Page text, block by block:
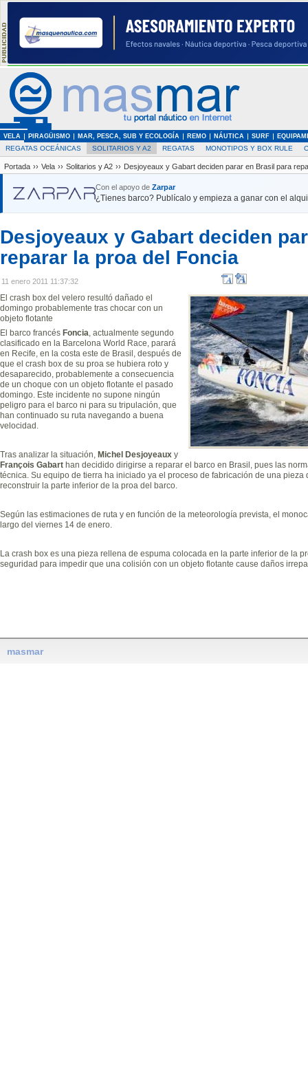
VELA PIRAGÜISMO MAR, PESCA, SUB Y ECOLOGÍA REMO NÁUTICA SURF
REGATAS OCEÁNICAS SOLITARIOS Y A2 REGATAS MONOTIPOS Y BOX RULE
Portada ›› Vela ›› Solitarios y A2 ›› Desjoyeaux y Gabart deciden parar en Brasil para
Con el apoyo de Zarpar
¿Tienes barco? Publícalo y empieza a ganar con el
Desjoyeaux y Gabart deciden
reparar la proa del Foncia
11 enero 2011 11:37:32
El crash box del velero resultó dañado el
domingo probablemente tras chocar con un
objeto flotante
El barco francés Foncia, actualmente segundo
clasificado en la Barcelona World Race, parará
en Recife, en la costa este de Brasil, después de
que el crash box de su proa se hubiera roto y
desaparecido, probablemente a consecuencia
de un choque con un objeto flotante el pasado
domingo. Este incidente no supone ningún
peligro para el barco ni para su tripulación, que
han continuado su ruta navegando a buena
velocidad.
Tras analizar la situación, Michel Desjoyeaux y
François Gabart han decidido dirigirse a reparar el barco en Brasil, pues las
técnica. Su equipo de tierra ha iniciado ya el proceso de fabricación de una
reconstruir la parte inferior de la proa del barco.
Según las estimaciones de ruta y en función de la meteorología prevista, el
largo del viernes 14 de enero.
La crash box es una pieza rellena de espuma colocada en la parte inferior de la
seguridad para impedir que una colisión con un objeto flotante cause daños
masmar